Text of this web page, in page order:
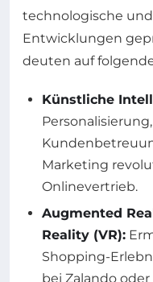
technologische
Entwicklungen
deuten auf
Künstliche
Marketing
Onlinevertrieb.
Augmented
Reality (VR):
Shopping-
bei Zalando